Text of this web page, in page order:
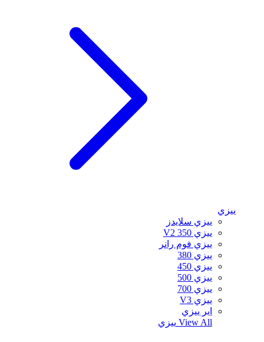
ييزي
ييزي سلايدز
ييزي 350 V2
ييزي فوم رانر
ييزي 380
ييزي 450
ييزي 500
ييزي 700
ييزي V3
اير ييزي
View All ييزي